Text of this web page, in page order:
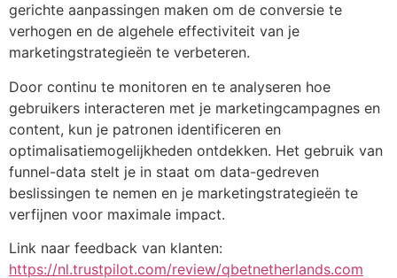
gerichte aanpassingen maken om de conversie te
verhogen en de algehele effectiviteit van je
marketingstrategieën te verbeteren.
Door continu te monitoren en te analyseren hoe
gebruikers interacteren met je marketingcampagnes en
content, kun je patronen identificeren en
optimalisatiemogelijkheden ontdekken. Het gebruik van
funnel-data stelt je in staat om data-gedreven
beslissingen te nemen en je marketingstrategieën te
verfijnen voor maximale impact.
Link naar feedback van klanten:
https://nl.trustpilot.com/review/qbetnetherlands.com